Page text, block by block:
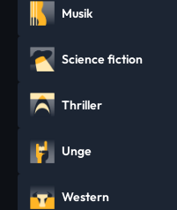
Musik
Science fiction
Thriller
Unge
Western